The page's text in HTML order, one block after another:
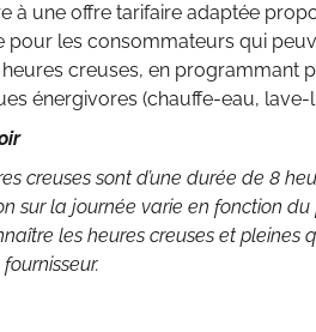
à une offre tarifaire adaptée
pour les consommateurs qui
creuses, en programmant
énergivores (chauffe-eau,
creuses sont d’une durée de 8
sur la journée varie en fonction
les heures creuses et pleines